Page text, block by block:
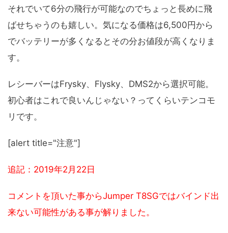
それでいて6分の飛行が可能なのでちょっと長めに飛
ばせちゃうのも嬉しい。気になる価格は6,500円から
でバッテリーが多くなるとその分お値段が高くなりま
す。
レシーバーはFrysky、Flysky、DMS2から選択可能。
初心者はこれで良いんじゃない？ってくらいテンコモ
リです。
[alert title="注意"]
追記：2019年2月22日
コメントを頂いた事からJumper T8SGではバインド出
来ない可能性がある事が解りました。